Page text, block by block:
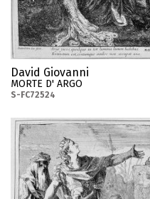
David Giovanni
MORTE D' ARGO
S-FC72524